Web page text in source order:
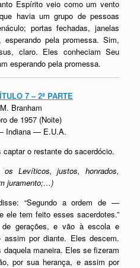
Espírito veio como um vento
havia um grupo de pessoas
portas fechadas, janelas
pela promessa. Sim,
claro. Eles conheciam Seu
esperando pela promessa.
7 – 2ª PARTE
Branham
de 1957 (Noite)
Indiana — E.U.A.
captar o restante do sacerdócio.
os Levíticos, justos, honrados,
juramento;…)
“Segundo a ordem de —
ele tem feito esses sacerdotes.”
gerações, e vão à escola e
assim por diante. Eles descem.
maneira. Eles se fizeram
por sua herança, e assim por